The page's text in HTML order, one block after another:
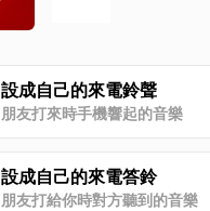
設成自己的來電鈴聲
朋友打來時手機響起的音樂
設成自己的來電答鈴
朋友打給你時對方聽到的音樂